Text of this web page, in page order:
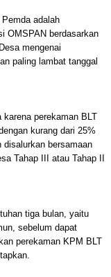
adalah
OMSPAN berdasarkan
mengenai
paling lambat tanggal
perekaman BLT
kurang dari 25%
bersamaan
Tahap III atau Tahap II
tiga bulan, yaitu
sebelum dapat
perekaman KPM BLT